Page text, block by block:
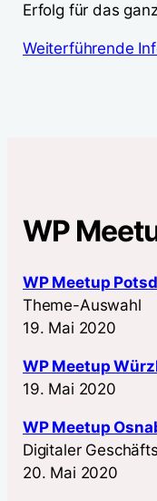
Erfolg für das
Weiterführende
WP
WP Meetup
Theme-Auswahl
19. Mai 2020
WP Meetup
19. Mai 2020
WP Meetup
Digitaler
20. Mai 2020